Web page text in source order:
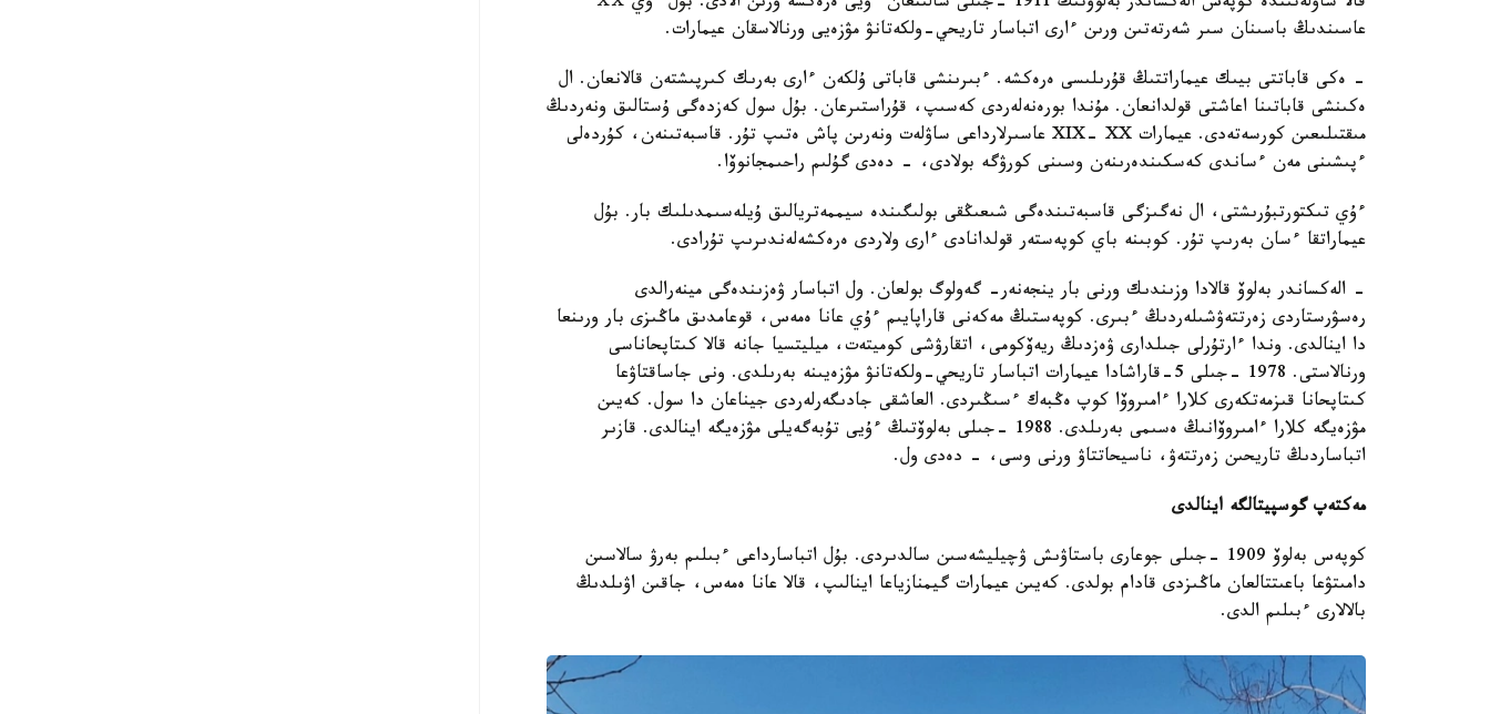
عاسىندىڭ باسىنان سىر شەرتەتىن ورىن ءارى اتباسار تاريحي-ولكەتانۋ مۋزەيى ورنالاسقان عيمارات.
- ەكى قاباتتى بيىك عيماراتتىڭ قۇرىلىسى ەرەكشە. ءبىرىنشى قاباتى ۇلكەن ءارى بەرىك كىرپىشتەن قالانعان. ال
ەكىنشى قاباتىنا اعاشتى قولدانعان. مۇندا بورەنەلەردى كەسىپ، قۇراستىرعان. بۇل سول كەزدەگى ۇستالىق ونەردىڭ
مىقتىلىعىن كورسەتەدى. عيمارات XIX- XX عاسىرلارداعى ساۋلەت ونەرىن پاش ەتىپ تۇر. قاسبەتىنەن، كۇردەلى
ءپىشىنى مەن ءساندى كەسكىندەرىنەن وسىنى كورۋگە بولادى، - دەدى گۇلىم راحىمجانوۆا.
ءۇي تىكتورتبۇرىشتى، ال نەگىزگى قاسبەتىندەگى شىعىڭقى بولىگىندە سيممەتريالىق ۇيلەسىمدىلىك بار. بۇل
عيماراتقا ءسان بەرىپ تۇر. كوبىنە باي كوپەستەر قولدانادى ءارى ولاردى ەرەكشەلەندىرىپ تۇرادى.
- الەكساندر بەلوۆ قالادا وزىندىك ورنى بار ينجەنەر- گەولوگ بولعان. ول اتباسار ۋەزىندەگى مينەرالدى
رەسۋرستاردى زەرتتەۋشىلەردىڭ ءبىرى. كوپەستىڭ مەكەنى قاراپايىم ءۇي عانا ەمەس، قوعامدىق ماڭىزى بار ورىنعا
دا اينالدى. وندا ءارتۇرلى جىلدارى ۋەزدىڭ ريەۆكومى، اتقارۋشى كوميتەت، ميليتسيا جانە قالا كىتاپحاناسى
ورنالاستى. 1978 -جىلى 5-قاراشادا عيمارات اتباسار تاريحي-ولكەتانۋ مۋزەيىنە بەرىلدى. ونى جاساقتاۋعا
كىتاپحانا قىزمەتكەرى كلارا ءامىروۆا كوپ ەڭبەك ءسىڭىردى. العاشقى جادىگەرلەردى جيناعان دا سول. كەيىن
مۋزەيگە كلارا ءامىروۆانىڭ ەسىمى بەرىلدى. 1988 -جىلى بەلوۆتىڭ ءۇيى تۇبەگەيلى مۋزەيگە اينالدى. قازىر
اتباساردىڭ تاريحىن زەرتتەۋ، ناسيحاتتاۋ ورنى وسى، - دەدى ول.
مەكتەپ گوسپيتالگە اينالدى
كوپەس بەلوۆ 1909 -جىلى جوعارى باستاۋىش ۋچيليشەسىن سالدىردى. بۇل اتباسارداعى ءبىلىم بەرۋ سالاسىن
دامىتۋعا باعىتتالعان ماڭىزدى قادام بولدى. كەيىن عيمارات گيمنازياعا اينالىپ، قالا عانا ەمەس، جاقىن اۋىلدىڭ
بالالارى ءبىلىم الدى.